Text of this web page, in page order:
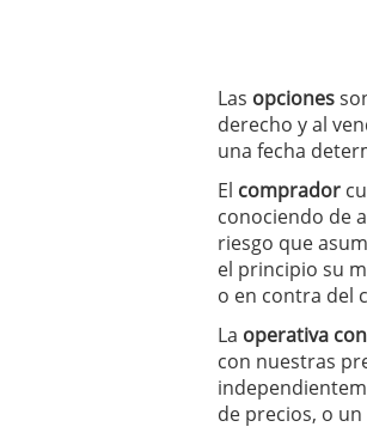
Las opciones
derecho y al
una fecha
El comprador
conociendo de
riesgo que
el principio su
o en contra del
La operativa
con nuestras
de precios, o